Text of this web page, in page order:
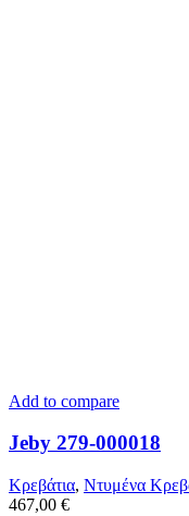
Add to compare
Jeby 279-000018
Κρεβάτια, Ντυμένα
467,00 €